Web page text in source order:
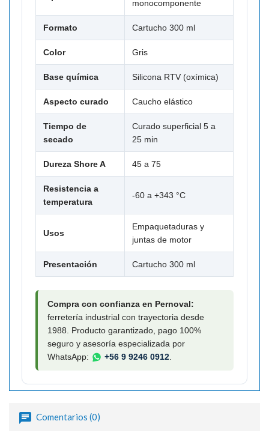
monocomponente
Formato Cartucho 300 ml
Color Gris
Base química Silicona RTV (oxímica)
Aspecto curado Caucho elástico
Tiempo de
secado
Curado superficial 5 a
25 min
Dureza Shore A 45 a 75
Resistencia a
temperatura
-60 a +343 °C
Usos
Empaquetaduras y
juntas de motor
Presentación Cartucho 300 ml
Compra con confianza en Pernoval:
ferretería industrial con trayectoria desde
1988. Producto garantizado, pago 100%
seguro y asesoría especializada por
WhatsApp:
+56 9 9246 0912
Comentarios (0)